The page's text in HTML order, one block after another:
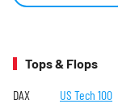
Tops & Flops
DAX US Tech 100